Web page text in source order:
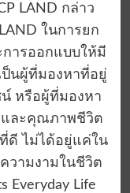
LAND กล่าว
ในการยก
ารออกแบบให้มี
นผู้ที่มองหาที่อยู่
หรือผู้ที่มองหา
และคุณภาพชีวิต
ดี ไม่ได้อยู่แค่ใน
วามงามในชีวิต
Everyday Life